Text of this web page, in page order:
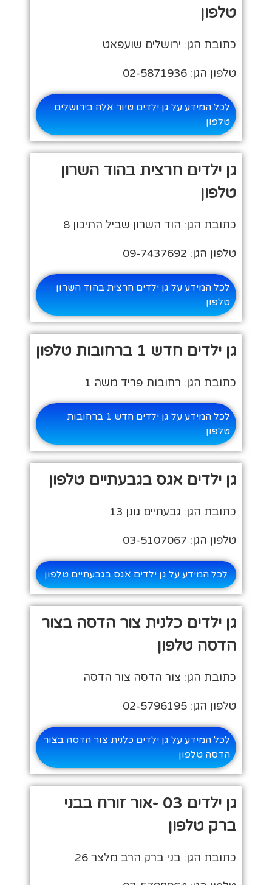
טלפון
כתובת הגן: ירושלים שועפאט
טלפון הגן: 02-5871936
לכל המידע על גן ילדים טיור אלה בירושלים
טלפון
גן ילדים חרצית בהוד השרון
טלפון
כתובת הגן: הוד השרון שביל התיכון 8
טלפון הגן: 09-7437692
לכל המידע על גן ילדים חרצית בהוד השרון
טלפון
גן ילדים חדש 1 ברחובות טלפון
כתובת הגן: רחובות פריד משה 1
לכל המידע על גן ילדים חדש 1 ברחובות
טלפון
גן ילדים אגס בגבעתיים טלפון
כתובת הגן: גבעתיים גונן 13
טלפון הגן: 03-5107067
לכל המידע על גן ילדים אגס בגבעתיים טלפון
גן ילדים כלנית צור הדסה בצור
הדסה טלפון
כתובת הגן: צור הדסה צור הדסה
טלפון הגן: 02-5796195
לכל המידע על גן ילדים כלנית צור הדסה בצור
הדסה טלפון
גן ילדים 03 -אור זורח בבני
ברק טלפון
כתובת הגן: בני ברק הרב מלצר 26